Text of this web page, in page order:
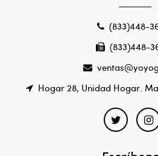
(833)448-
(833)448-
Hogar 28, Unidad Hogar.